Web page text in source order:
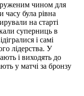
чином для
часу була рівна
на старті
суперниць в
і самі
лідерства. У
і виходять до
у матчі за бронзу